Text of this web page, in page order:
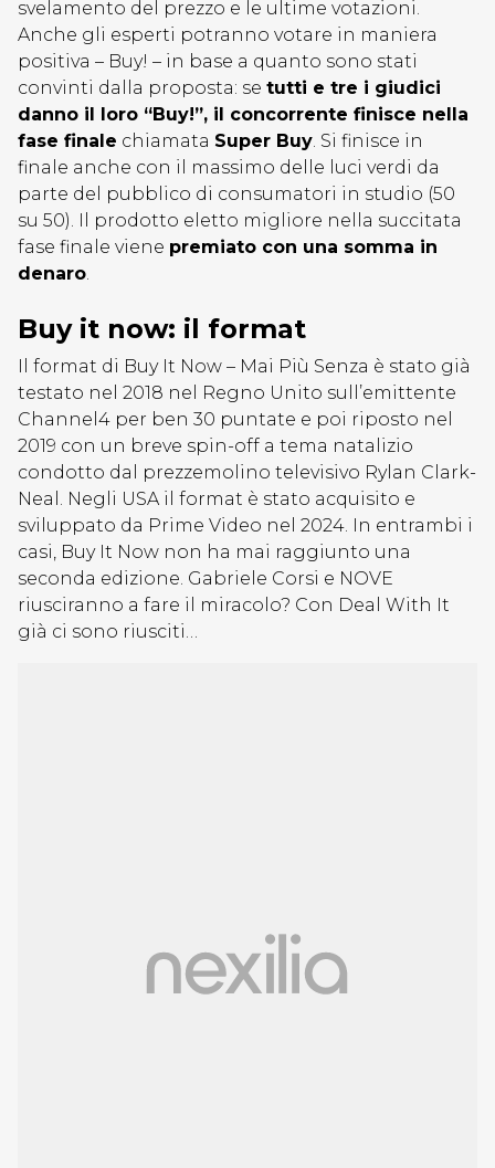
svelamento del prezzo e le ultime votazioni.
Anche gli esperti potranno votare in maniera
positiva – Buy! – in base a quanto sono stati
convinti dalla proposta: se tutti e tre i giudici
danno il loro “Buy!”, il concorrente finisce nella
fase finale chiamata Super Buy. Si finisce in
finale anche con il massimo delle luci verdi da
parte del pubblico di consumatori in studio (50
su 50). Il prodotto eletto migliore nella succitata
fase finale viene premiato con una somma in
denaro.
Buy it now: il format
Il format di Buy It Now – Mai Più Senza è stato già
testato nel 2018 nel Regno Unito sull’emittente
Channel4 per ben 30 puntate e poi riposto nel
2019 con un breve spin-off a tema natalizio
condotto dal prezzemolino televisivo Rylan Clark-
Neal. Negli USA il format è stato acquisito e
sviluppato da Prime Video nel 2024. In entrambi i
casi, Buy It Now non ha mai raggiunto una
seconda edizione. Gabriele Corsi e NOVE
riusciranno a fare il miracolo? Con Deal With It
già ci sono riusciti…